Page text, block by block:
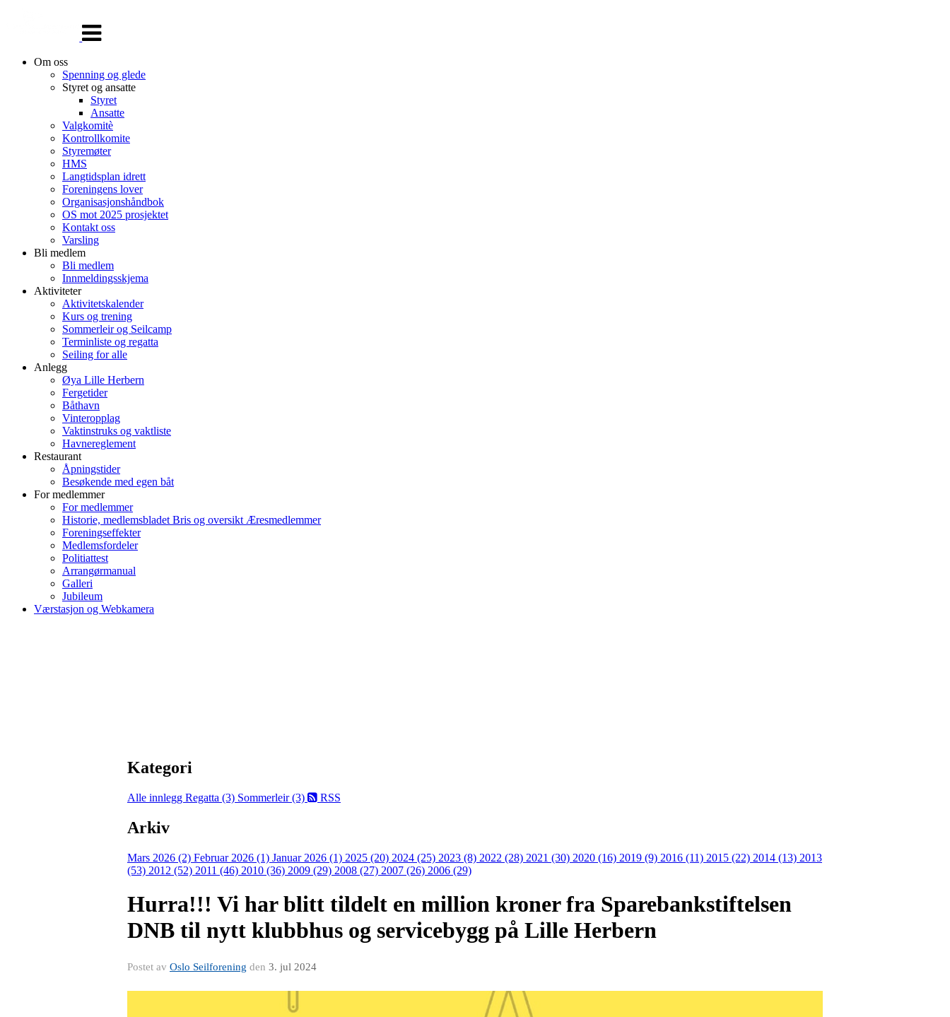
navigasjon
Om oss
Spenning og glede
Styret og ansatte
Styret
Ansatte
Valgkomitè
Kontrollkomite
Styremøter
HMS
Langtidsplan idrett
Foreningens lover
Organisasjonshåndbok
OS mot 2025 prosjektet
Kontakt oss
Varsling
Bli medlem
Bli medlem
Innmeldingsskjema
Aktiviteter
Aktivitetskalender
Kurs og trening
Sommerleir og Seilcamp
Terminliste og regatta
Seiling for alle
Anlegg
Øya Lille Herbern
Fergetider
Båthavn
Vinteropplag
Vaktinstruks og vaktliste
Havnereglement
Restaurant
Åpningstider
Besøkende med egen båt
For medlemmer
For medlemmer
Historie, medlemsbladet Bris og oversikt Æresmedlemmer
Foreningseffekter
Medlemsfordeler
Politiattest
Arrangørmanual
Galleri
Jubileum
Værstasjon og Webkamera
Kategori
Alle innlegg Regatta (3) Sommerleir (3) RSS
Arkiv
Mars 2026 (2) Februar 2026 (1) Januar 2026 (1) 2025 (20) 2024 (25) 2023 (8) 2022 (28) 2021 (30) 2020 (16) 2019 (9) 2016 (11) 2015 (22) 2014 (13) 2013
(53) 2012 (52) 2011 (46) 2010 (36) 2009 (29) 2008 (27) 2007 (26) 2006 (29)
Hurra!!! Vi har blitt tildelt en million kroner fra Sparebankstiftelsen
DNB til nytt klubbhus og servicebygg på Lille Herbern
Postet av Oslo Seilforening den 3. jul 2024